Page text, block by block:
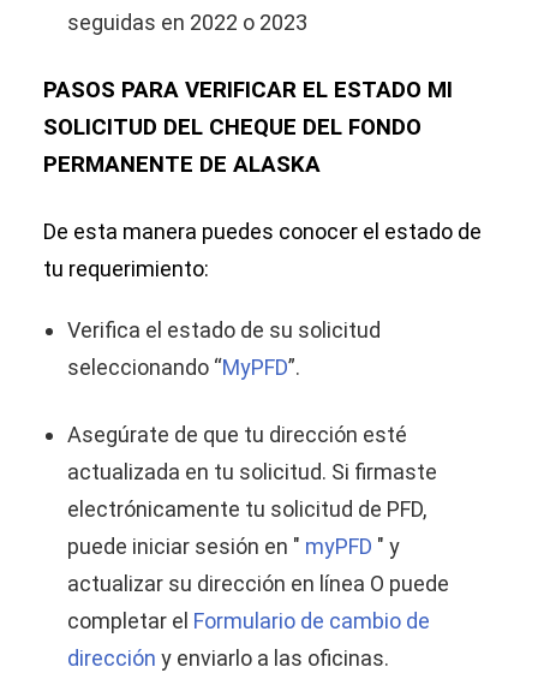
seguidas en 2022 o 2023
PASOS PARA VERIFICAR EL ESTADO MI
SOLICITUD DEL CHEQUE DEL FONDO
PERMANENTE DE ALASKA
De esta manera puedes conocer el estado de
tu requerimiento:
Verifica el estado de su solicitud
seleccionando “MyPFD”.
Asegúrate de que tu dirección esté
actualizada en tu solicitud. Si firmaste
electrónicamente tu solicitud de PFD,
puede iniciar sesión en " myPFD " y
actualizar su dirección en línea O puede
completar el Formulario de cambio de
dirección y enviarlo a las oficinas.